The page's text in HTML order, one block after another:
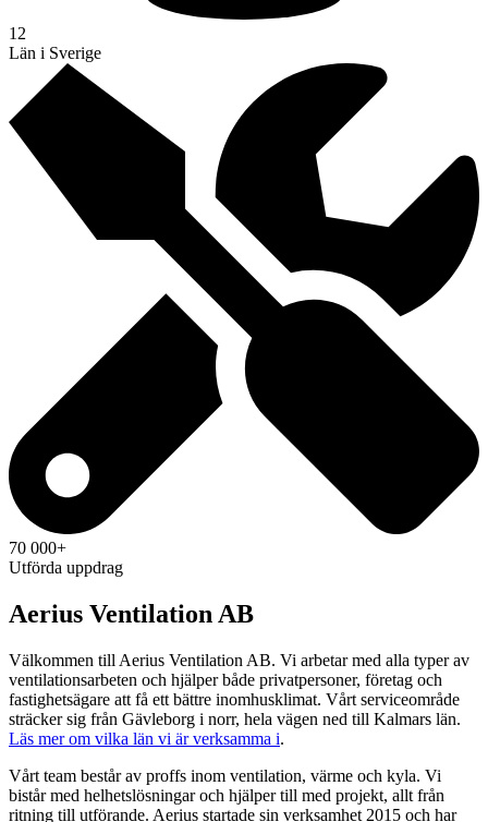
12
Län i Sverige
70 000+
Utförda uppdrag
Aerius Ventilation AB
Välkommen till Aerius Ventilation AB. Vi arbetar med alla typer av
ventilationsarbeten och hjälper både privatpersoner, företag och
fastighetsägare att få ett bättre inomhusklimat. Vårt serviceområde
sträcker sig från Gävleborg i norr, hela vägen ned till Kalmars län.
Läs mer om vilka län vi är verksamma i.
Vårt team består av proffs inom ventilation, värme och kyla. Vi
bistår med helhetslösningar och hjälper till med projekt, allt från
ritning till utförande. Aerius startade sin verksamhet 2015 och har